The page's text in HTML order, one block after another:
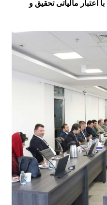
اعتبار مالیاتی تحقیق و